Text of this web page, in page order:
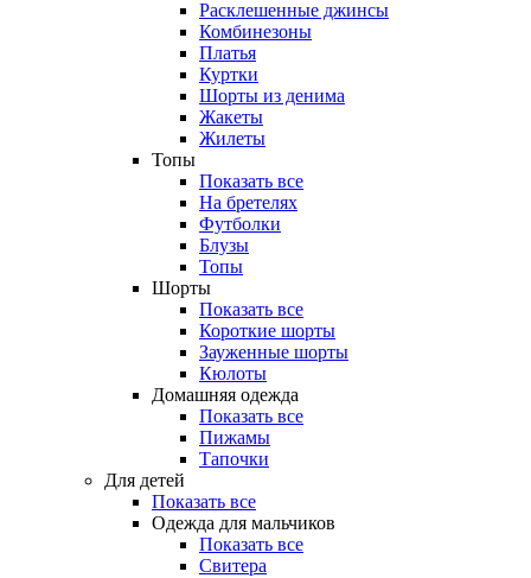
Расклешенные джинсы
Комбинезоны
Платья
Куртки
Шорты из денима
Жакеты
Жилеты
Топы
Показать все
На бретелях
Футболки
Блузы
Топы
Шорты
Показать все
Короткие шорты
Зауженные шорты
Кюлоты
Домашняя одежда
Показать все
Пижамы
Тапочки
Для детей
Показать все
Одежда для мальчиков
Показать все
Свитера